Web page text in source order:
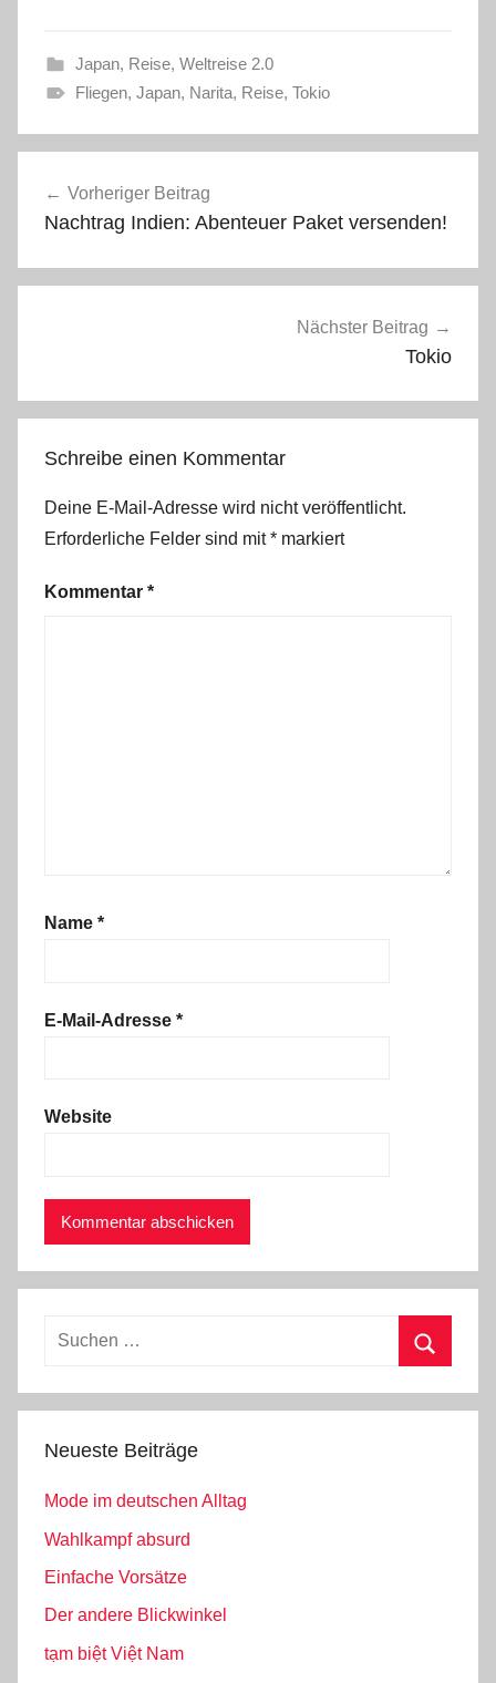
A
p
p
t
t
e
Japan, Reise, Weltreise 2.0
Fliegen, Japan, Narita, Reise, Tokio
Vorheriger Beitrag
Nachtrag Indien: Abenteuer Paket versenden!
Nächster Beitrag
Tokio
Schreibe einen Kommentar
Deine E-Mail-Adresse wird nicht veröffentlicht.
Erforderliche Felder sind mit* markiert
Kommentar *
Name *
E-Mail-Adresse *
Website
Suchen
Neueste Beiträge
Mode im deutschen Alltag
Wahlkampf absurd
Einfache Vorsätze
Der andere Blickwinkel
tạm biệt Việt Nam